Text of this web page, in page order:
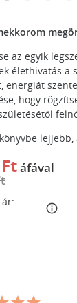
az egyik
élethivatás a
energiát
hogy
lejjebb,
áfával
info_outline